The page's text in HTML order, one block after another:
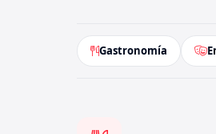
Gastronomía